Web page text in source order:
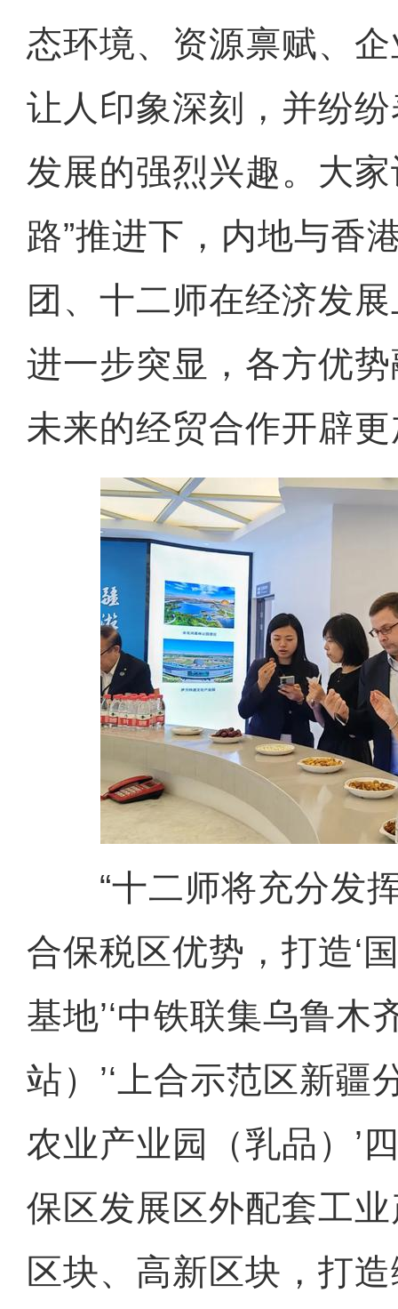
态环境、资源禀赋、
让人印象深刻，并纷
发展的强烈兴趣。大
路”推进下，内地与香
团、十二师在经济发
进一步突显，各方优
未来的经贸合作开辟
“十二师将充分发挥
合保税区优势，打造‘
基地’‘中铁联集乌鲁木
站）’‘上合示范区新疆
农业产业园（乳品）’
保区发展区外配套工
区块、高新区块，打